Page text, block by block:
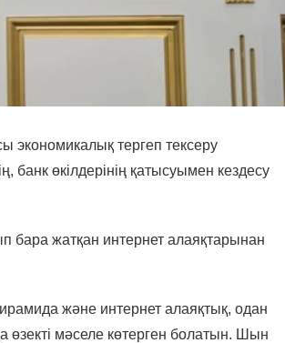
экономикалық тергеп тексеру
банк өкілдерінің қатысуымен кездесу
бара жатқан интернет алаяқтарынан
және интернет алаяқтық, одан
мәселе көтерген болатын. Шын